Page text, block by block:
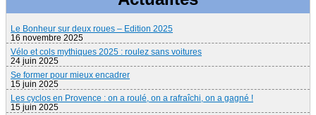
Le Bonheur sur deux roues – Edition 2025
16 novembre 2025
Vélo et cols mythiques 2025 : roulez sans voitures
24 juin 2025
Se former pour mieux encadrer
15 juin 2025
Les cyclos en Provence : on a roulé, on a rafraîchi, on a gagné !
15 juin 2025